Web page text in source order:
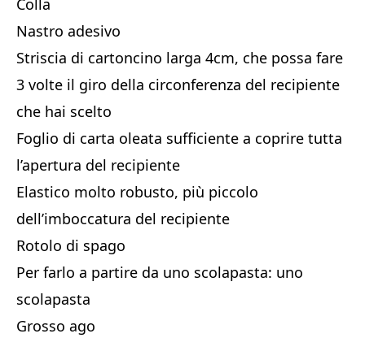
Colla
Nastro adesivo
Striscia di cartoncino larga 4cm, che possa fare
3 volte il giro della circonferenza del recipiente
che hai scelto
Foglio di carta oleata sufficiente a coprire tutta
l’apertura del recipiente
Elastico molto robusto, più piccolo
dell’imboccatura del recipiente
Rotolo di spago
Per farlo a partire da uno scolapasta: uno
scolapasta
Grosso ago